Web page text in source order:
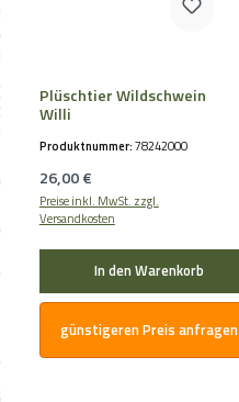
Plüschtier Wildschwein
Willi
Produktnummer:78242000
Regulärer Preis:
26,00 €
Preise inkl. MwSt. zzgl.
Versandkosten
In den Warenkorb
günstigeren Preis anfragen